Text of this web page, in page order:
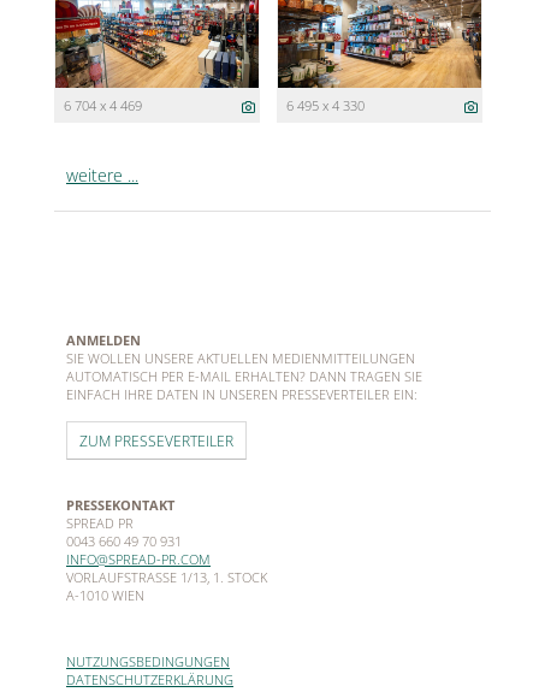
6 704 x 4 469 6 495 x 4 330
weitere ...
ANMELDEN
SIE WOLLEN UNSERE AKTUELLEN MEDIENMITTEILUNGEN
AUTOMATISCH PER E-MAIL ERHALTEN? DANN TRAGEN SIE
EINFACH IHRE DATEN IN UNSEREN PRESSEVERTEILER EIN:
ZUM PRESSEVERTEILER
PRESSEKONTAKT
SPREAD PR
0043 660 49 70 931
INFO@SPREAD-PR.COM
VORLAUFSTRASSE 1/13, 1. STOCK
A-1010 WIEN
NUTZUNGSBEDINGUNGEN
DATENSCHUTZERKLÄRUNG